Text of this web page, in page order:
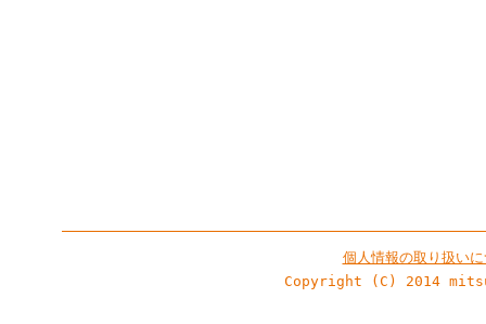
個人情報の取り扱い
Copyright (C) 2014